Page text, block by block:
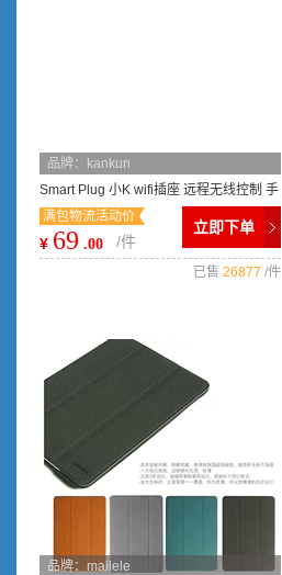
品牌：kankun
Smart Plug 小K wifi插座 远程无线控制 手
机APP遥控智能家居
满包物流活动价
¥ 69 .00 /件
立即下单
已售 26877 /件
品牌：mailele